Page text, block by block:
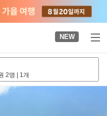
NEW
2명 | 1개